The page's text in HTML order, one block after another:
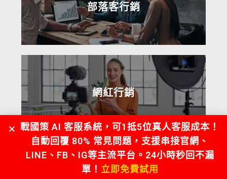
部落客行銷
網紅行銷
戰國策 AI 客服系統，可1抵5位真人客服成本！
自動回覆 80% 常見問題，支援串接官網、
LINE、FB、IG等主流平台。24小時秒回不漏
單！ 立即免費試用